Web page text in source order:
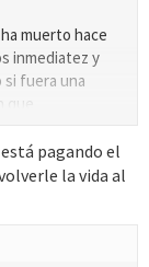
muerto hace
inmediatez y
si fuera una
y por
pagando el
la vida al